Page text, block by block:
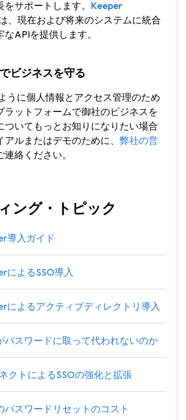
サポートします。 Keeper
、現在および将来のシステムに統合
APIを提供します。
ビジネスを守る
うに個人情報とアクセス管理のため
ラットフォームで御社のビジネスを
ついてもっとお知りになりたい場合
ルまたはデモのために、 弊社の営
連絡ください。
ング・トピック
導入ガイド
によるSSO導入
によるアクティブディレクトリ導入
パスワードに取って代われないのか
クトによるSSOの強化と拡張
パスワードリセットのコスト